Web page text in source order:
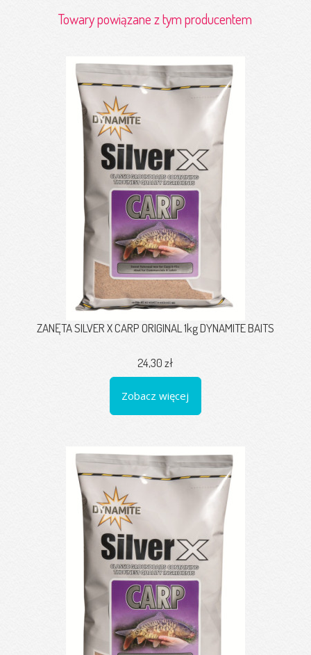
Towary powiązane z tym producentem
ZANĘTA SILVER X CARP ORIGINAL 1kg DYNAMITE BAITS
24,30 zł
Zobacz więcej